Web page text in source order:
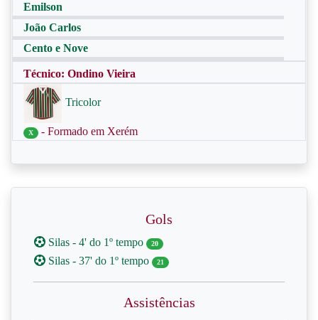
Emilson
João Carlos
Cento e Nove
Técnico: Ondino Vieira
Tricolor
X - Formado em Xerém
Gols
Silas - 4' do 1º tempo 20
Silas - 37' do 1º tempo 21
Assistências